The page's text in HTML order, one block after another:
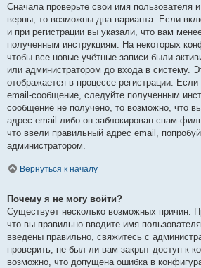
Сначала проверьте свои имя пользователя
верны, то возможны два варианта. Если
и при регистрации вы указали, что вам
полученным инструкциям. На некоторых
чтобы все новые учётные записи были
или администратором до входа в систему.
отображается в процессе регистрации.
email-сообщение, следуйте полученным
сообщение не получено, то возможно, что
адрес email либо он заблокирован спам-
что ввели правильный адрес email,
администратором.
Вернуться к началу
Почему я не могу войти?
Существует несколько возможных причин.
что вы правильно вводите имя
введены правильно, свяжитесь с
проверить, не был ли вам закрыт доступ к
возможно, что допущена ошибка в